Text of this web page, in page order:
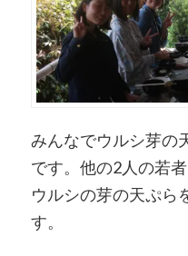
みんなでウルシ芽の
です。他の2人の若
ウルシの芽の天ぷら
す。